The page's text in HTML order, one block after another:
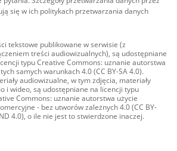
się w ich politykach przetwarzania danych
tekstowe publikowane w serwisie (z
treści audiowizualnych), są udostępniane
typu Creative Commons: uznanie autorstwa
samych warunkach 4.0 (CC BY-SA 4.0).
audiowizualne, w tym zdjęcia, materiały
i wideo, są udostępniane na licencji typu
Commons: uznanie autorstwa użycie
- bez utworów zależnych 4.0 (CC BY-
4.0), o ile nie jest to stwierdzone inaczej.